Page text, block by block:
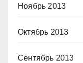
Ноябрь 2013
Октябрь 2013
Сентябрь 2013